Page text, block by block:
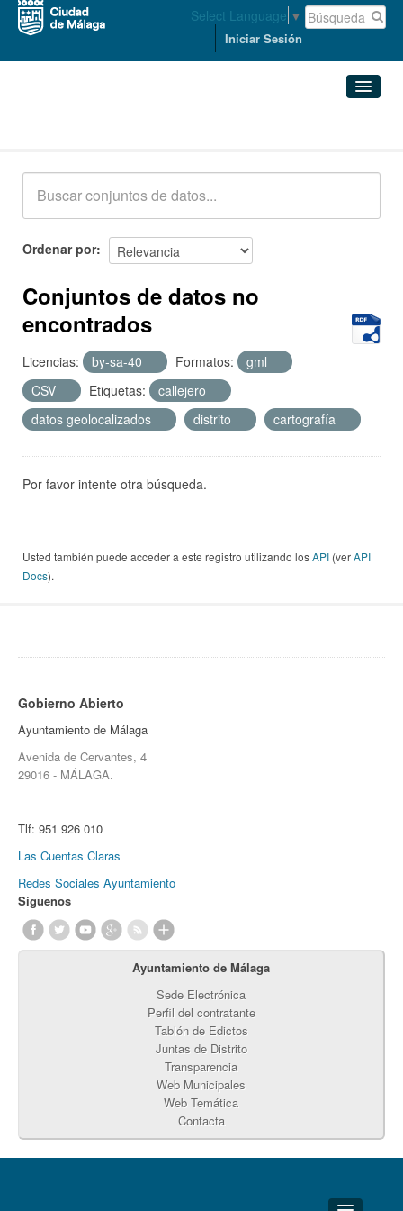
Select Language ▼
Iniciar Sesión
Acerca de
Ordenar por
Conjuntos de datos no
encontrados
Licencias: by-sa-40 Formatos:
gml
CSV
Etiquetas:
callejero
datos geolocalizados
distrito cartografía
Por favor intente otra búsqueda.
Usted también puede acceder a este registro utilizando losAPI (verAPI
Docs).
Gobierno Abierto
Ayuntamiento de Málaga
Avenida de Cervantes, 4
29016 - MÁLAGA.
Tlf: 951 926 010
Las Cuentas Claras
Redes Sociales Ayuntamiento
Síguenos
Ayuntamiento de Málaga
Sede Electrónica
Perfil del contratante
Tablón de Edictos
Juntas de Distrito
Transparencia
Web Municipales
Web Temática
Contacta